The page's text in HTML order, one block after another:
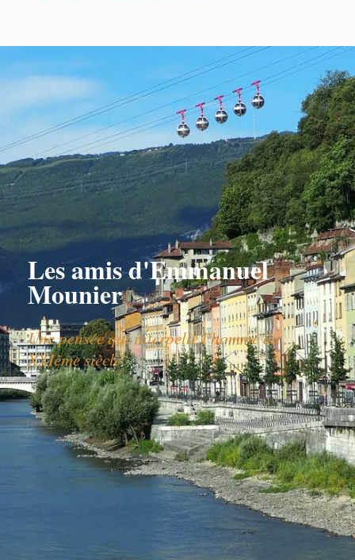
Les amis d'Emmanuel
Mounier
Une pensée qui interpelle l'homme du
XXIème siècle